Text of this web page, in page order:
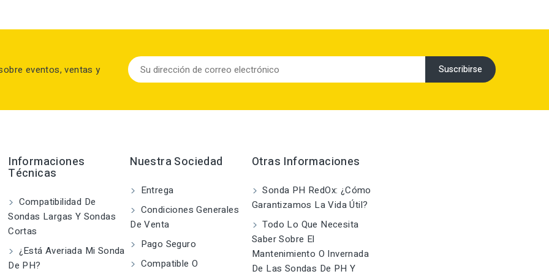
eventos, ventas y
Informaciones
Técnicas
Compatibilidad De
Sondas Largas Y Sondas
Cortas
¿Está Averiada Mi Sonda
De PH?
Nuestra Sociedad
Entrega
Condiciones Generales
De Venta
Pago Seguro
Compatible O
Otras Informaciones
Sonda PH RedOx: ¿Cómo
Garantizamos La Vida Útil?
Todo Lo Que Necesita
Saber Sobre El
Mantenimiento O Invernada
De Las Sondas De PH Y